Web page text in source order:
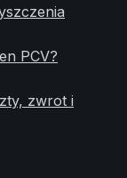
PCV?
zwrot i